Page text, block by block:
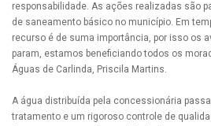
responsabilidade. As ações realizadas são
de saneamento básico no município. Em
recurso é de suma importância, por isso os
param, estamos beneficiando todos os
Águas de Carlinda, Priscila Martins.
A água distribuída pela concessionária
tratamento e um rigoroso controle de